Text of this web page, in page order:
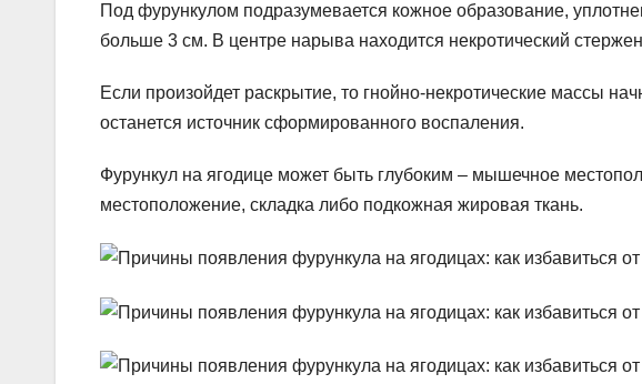
Под фурункулом подразумевается кожное образование,
больше 3 см. В центре нарыва находится некротический
Если произойдет раскрытие, то гнойно-некротические массы
останется источник сформированного воспаления.
Фурункул на ягодице может быть глубоким – мышечное
местоположение, складка либо подкожная жировая ткань.